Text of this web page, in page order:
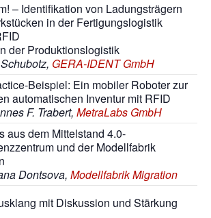
– Identifikation von Ladungsträgern
in der Fertigungslogistik
der Produktionslogistik
GERA-IDENT GmbH
Beispiel: Ein mobiler Roboter zur
automatischen Inventur mit RFID
F. Trabert, MetraLabs GmbH
aus dem Mittelstand 4.0-
und der Modellfabrik
Dontsova, Modellfabrik Migration
mit Diskussion und Stärkung